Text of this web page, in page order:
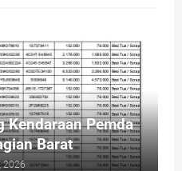
Kendaraan Pemda
Barat
2026